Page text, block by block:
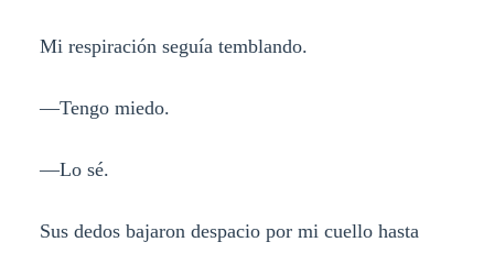
Mi respiración seguía temblando.
—Tengo miedo.
—Lo sé.
Sus dedos bajaron despacio por mi cuello hasta